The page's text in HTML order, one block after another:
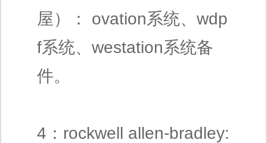
屋）： ovation系统、wdp
f系统、westation系统备
件。
4：rockwell allen-bradley: